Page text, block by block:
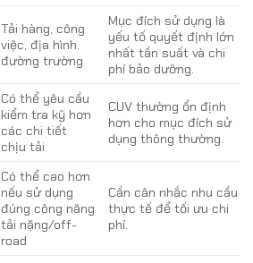
Tải hàng, công
việc, địa hình,
đường trường
Mục đích sử dụng là
yếu tố quyết định lớn
nhất tần suất và chi
phí bảo dưỡng.
Có thể yêu cầu
kiểm tra kỹ hơn
các chi tiết
chịu tải
CUV thường ổn định
hơn cho mục đích sử
dụng thông thường.
Có thể cao hơn
nếu sử dụng
đúng công năng
tải nặng/off-
road
Cần cân nhắc nhu cầu
thực tế để tối ưu chi
phí.